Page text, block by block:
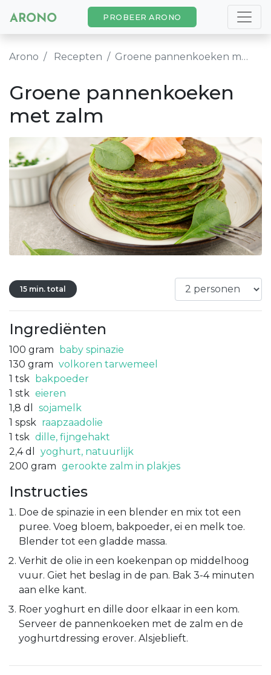
PROBEER ARONO
Arono Recepten Groene pannenkoeken met zalm
Groene pannenkoeken
met zalm
15 min. total
Ingrediënten
100 gram baby spinazie
130 gram volkoren tarwemeel
1 tsk bakpoeder
1 stk eieren
1,8 dl
sojamelk
1 spsk raapzaadolie
1 tsk dille, fijngehakt
2,4 dl
yoghurt, natuurlijk
200 gram gerookte zalm in plakjes
Instructies
Doe de spinazie in een blender en mix tot een
puree. Voeg bloem, bakpoeder, ei en melk toe.
Blender tot een gladde massa.
Verhit de olie in een koekenpan op middelhoog
vuur. Giet het beslag in de pan. Bak 3-4 minuten
aan elke kant.
Roer yoghurt en dille door elkaar in een kom.
Serveer de pannenkoeken met de zalm en de
yoghurtdressing erover. Alsjeblieft.